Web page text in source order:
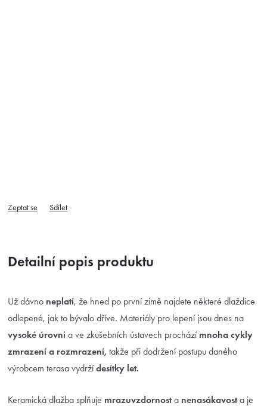
Zeptat se Sdílet
Detailní popis produktu
Už dávno neplatí, že hned po první zimě najdete některé dlaždice
odlepené, jak to bývalo dříve. Materiály pro lepení jsou dnes na
vysoké úrovni a ve zkušebních ústavech prochází mnoha cykly
zmrazení a rozmrazení, takže při dodržení postupu daného
výrobcem terasa vydržídesítky let.
Keramická dlažba splňuje mrazuvzdornosta nenasákavosta je